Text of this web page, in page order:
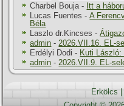
Charbel Bouja- Itt a
Lucas Fuentes -A
Béla
Laszlo dr.Kincses -
admin -2026.VII.16. EL-
Erdélyi Dodi - Kuti László:
admin -2026.VII.9. EL-
Erkölcs